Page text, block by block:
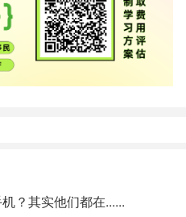
？其实他们都在......